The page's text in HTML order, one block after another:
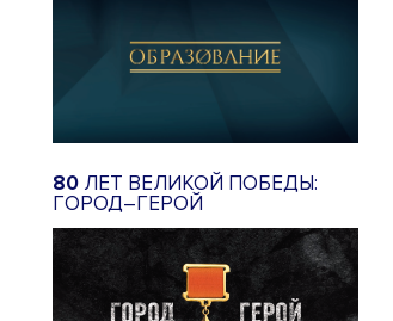
80 ЛЕТ ВЕЛИКОЙ ПОБЕДЫ:
ГОРОД–ГЕРОЙ